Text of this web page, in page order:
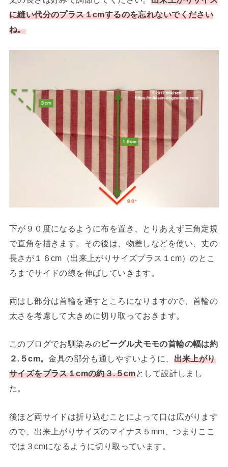
に縫い代分のプラス１cmするのを忘れないでください
ね。
下が９０度になるように布を置き、とりあえず三角定規
で直角を描きます。その後は、物差しなどを使い、丈の
長さが１６cm（出来上がりサイズプラス１cm）のとこ
ろまでサイドの線を伸ばしていきます。
両はし部分は首輪を通すところになりますので、首輪の
太さを考慮して大きめに切り取っておきます。
このブログでお馴染みのビーグル犬モモの首輪の幅は約
２.５cm。金具の部分も通しやすいように、 出来上がり
サイズをプラス１cmの約３.５cmとして設計しまし
た。
後ほど両サイドは折り込むことによって口は広がります
ので、出来上がりサイズのマイナス５mm、つまりここ
では３cmになるように切り取っています。